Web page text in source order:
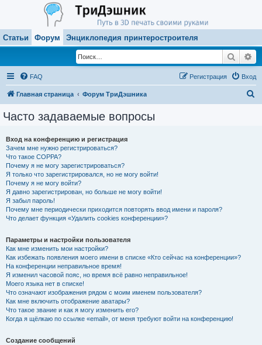
Статьи Форум Энциклопедия принтеростроителя
Поиск
FAQ Вход
Регистрация
Главная страница Форум ТриДэшника
Часто задаваемые вопросы
Вход на конференцию и регистрация
Зачем мне нужно регистрироваться?
Что такое COPPA?
Почему я не могу зарегистрироваться?
Я только что зарегистрировался, но не могу войти!
Почему я не могу войти?
Я давно зарегистрирован, но больше не могу войти!
Я забыл пароль!
Почему мне периодически приходится повторять ввод имени и пароля?
Что делает функция «Удалить cookies конференции»?
Параметры и настройки пользователя
Как мне изменить мои настройки?
Как избежать появления моего имени в списке «Кто сейчас на конференции»?
На конференции неправильное время!
Я изменил часовой пояс, но время всё равно неправильное!
Моего языка нет в списке!
Что означают изображения рядом с моим именем пользователя?
Как мне включить отображение аватары?
Что такое звание и как я могу изменить его?
Когда я щёлкаю по ссылке «email», от меня требуют войти на конференцию!
Создание сообщений